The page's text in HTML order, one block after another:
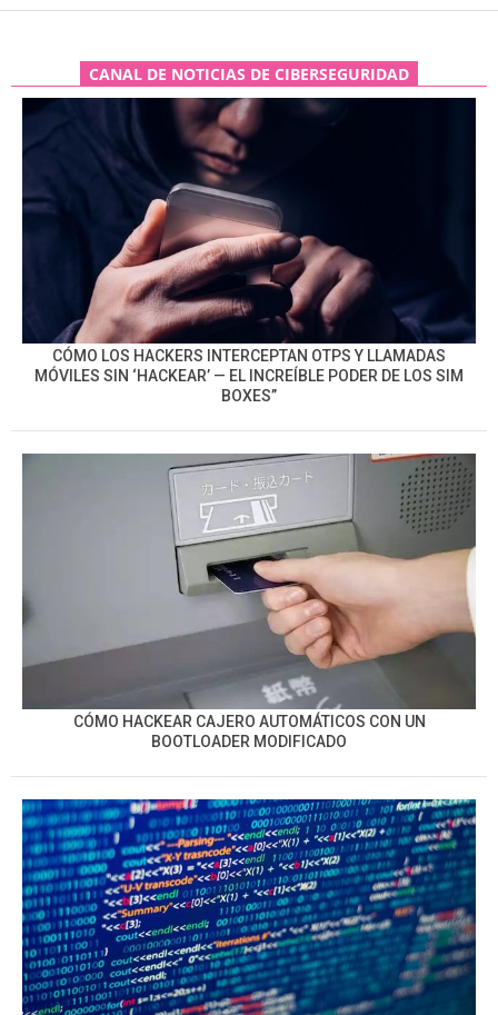
CANAL DE NOTICIAS DE CIBERSEGURIDAD
CÓMO LOS HACKERS INTERCEPTAN OTPS Y LLAMADAS
MÓVILES SIN ‘HACKEAR’ — EL INCREÍBLE PODER DE LOS SIM
BOXES”
CÓMO HACKEAR CAJERO AUTOMÁTICOS CON UN
BOOTLOADER MODIFICADO